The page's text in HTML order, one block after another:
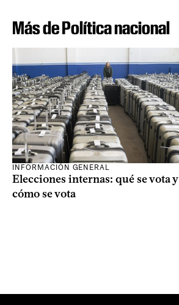
Más de Política nacional
INFORMACIÓN GENERAL
Elecciones internas: qué se vota y
cómo se vota